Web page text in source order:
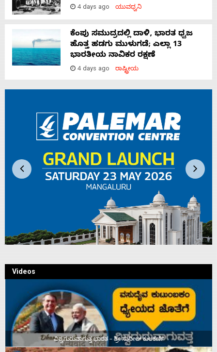
4 days ago ಯುವಧ್ವನಿ
ಕೆಂಪು ಸಮುದ್ರದಲ್ಲಿ ದಾಳಿ, ಭಾರತ ಧ್ವಜ
ಹೊತ್ತ ಹಡಗು ಮುಳುಗಡೆ; ಎಲ್ಲಾ 13
ಭಾರತೀಯ ನಾವಿಕರ ರಕ್ಷಣೆ
4 days ago ರಾಷ್ಟ್ರೀಯ
Videos
ವಿಶ್ವಗುರುವಾಗುತ್ತ ಭಾರತ – ಶ್ರೀ ಸುನೀಲ್‌ ಕುಲಕರ್ಣಿ